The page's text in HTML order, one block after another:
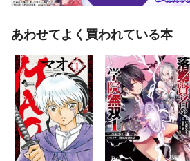
あわせてよく買われている本